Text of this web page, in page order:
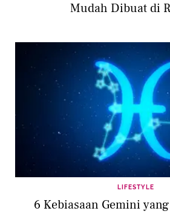
Mudah Dibuat di
LIFESTYLE
6 Kebiasaan Gemini